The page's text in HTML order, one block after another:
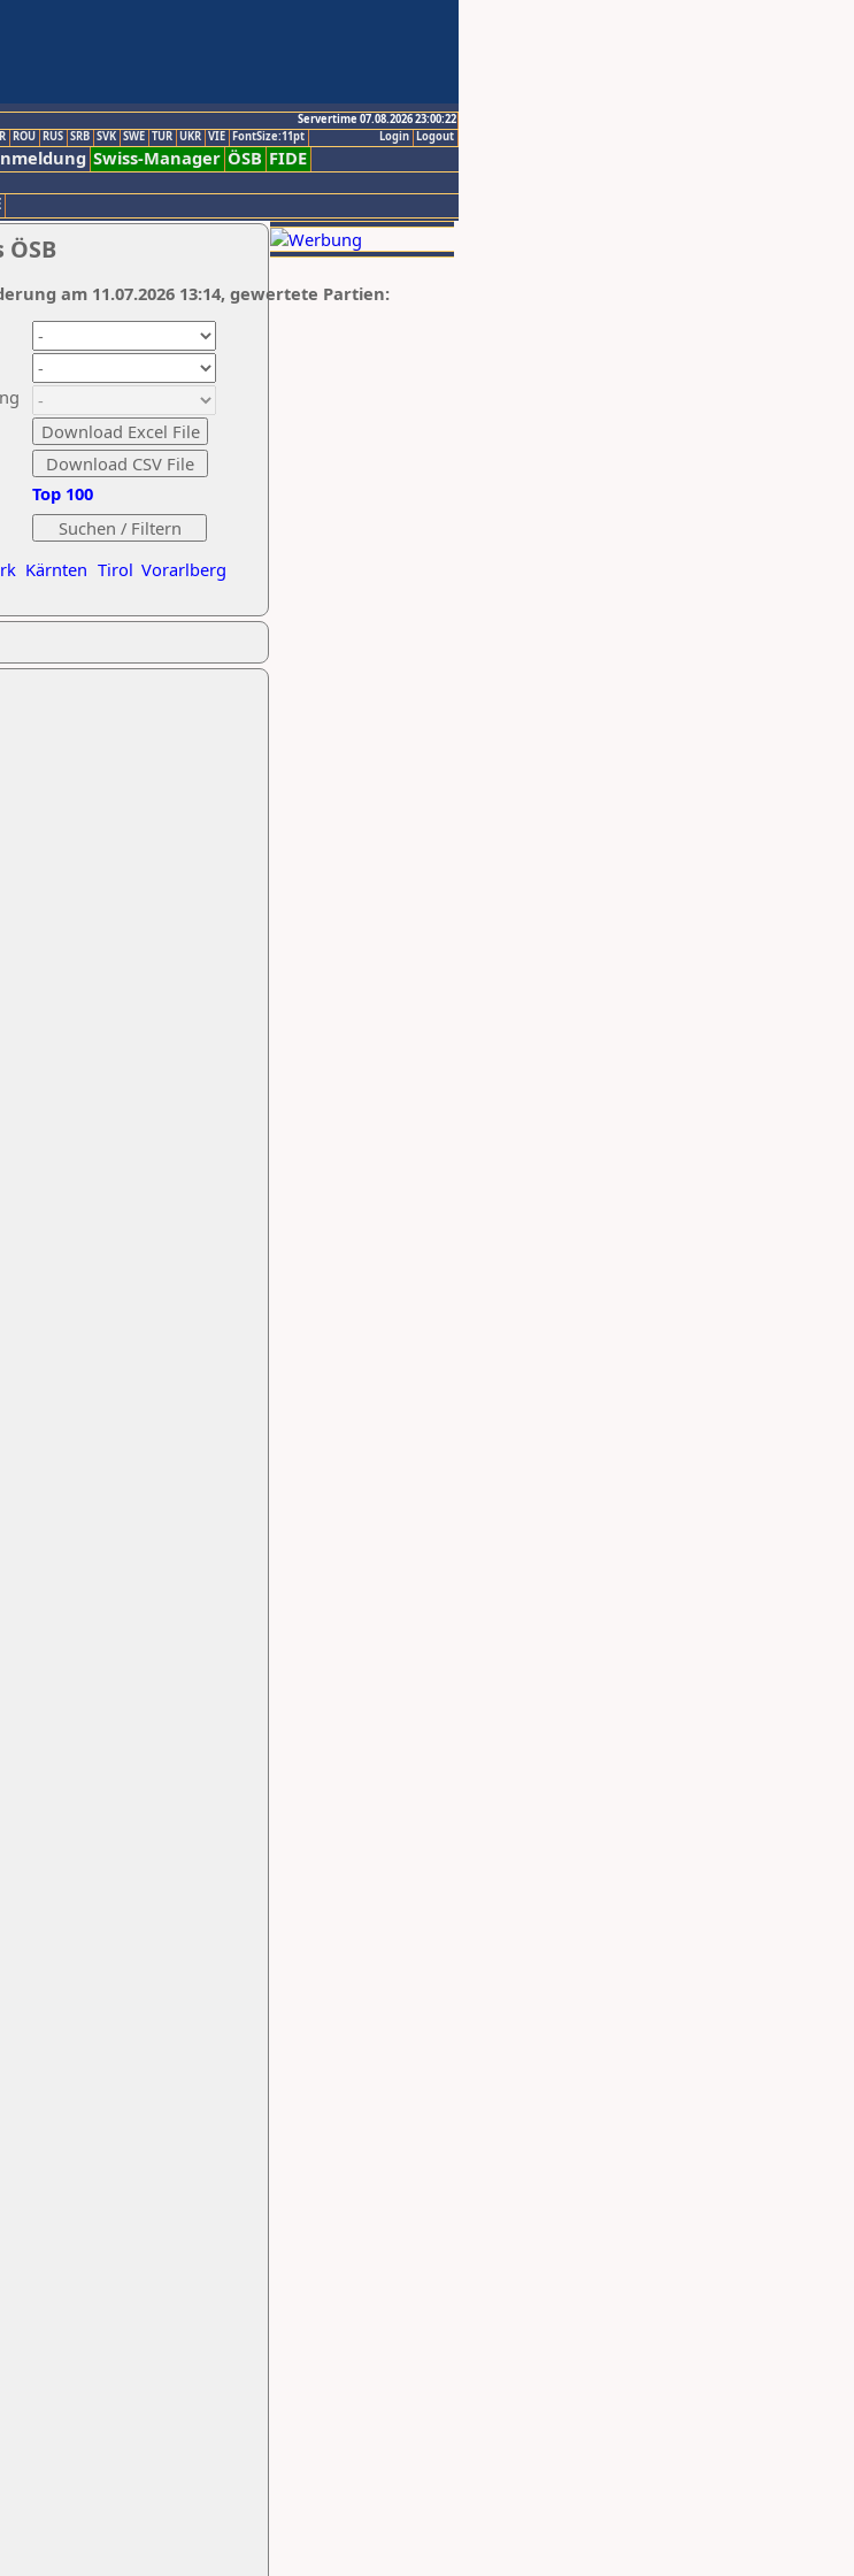
Servertime 07.08.2026 23:00:22
Logout
Login
ROU RUS SRB SVK SWE TUR UKR VIE FontSize:11pt
Swiss-Manager ÖSB FIDE
Kärnten Tirol Vorarlberg
Top 100
am 11.07.2026 13:14, gewertete Partien: